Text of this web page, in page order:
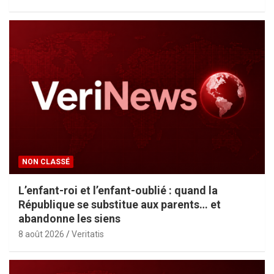
NON CLASSÉ
L’enfant-roi et l’enfant-oublié : quand la
République se substitue aux parents… et
abandonne les siens
8 août 2026 Veritatis